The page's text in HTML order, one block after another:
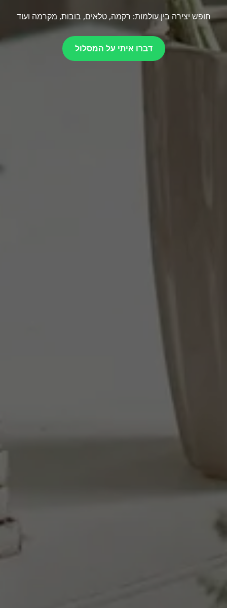
חופש יצירה בין עולמות: רקמה, טלאים, בובות, מקרמה ועוד
דברו איתי על המסלול